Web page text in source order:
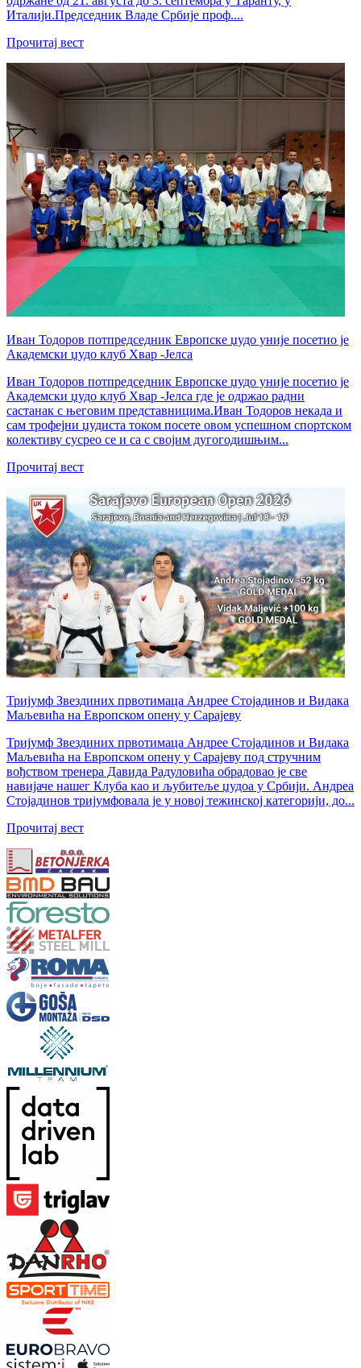
Италији.Председник Владе Србије проф....
Прочитај вест
Иван Тодоров потпредседник Европске џудо уније посетио је
Академски џудо клуб Хвар -Јелса
Иван Тодоров потпредседник Европске џудо уније посетио је
Академски џудо клуб Хвар -Јелса где је одржао радни
састанак с његовим представницима.Иван Тодоров некада и
сам трофејни џудиста током посете овом успешном спортском
колективу сусрео се и са с својим дугогодишњим...
Прочитај вест
Тријумф Звездиних првотимаца Андрее Стојадинов и Видака
Маљевића на Европском опену у Сарајеву
Тријумф Звездиних првотимаца Андрее Стојадинов и Видака
Маљевића на Европском опену у Сарајеву под стручним
вођством тренера Давида Радуловића обрадовао је све
навијаче нашег Клуба као и љубитеље џудоа у Србији. Андреа
Стојадинов тријумфовала је у новој тежинској категорији, до...
Прочитај вест